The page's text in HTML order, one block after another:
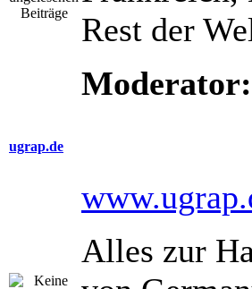
Rest der
Moderator:
ugrap.de
Alles zur